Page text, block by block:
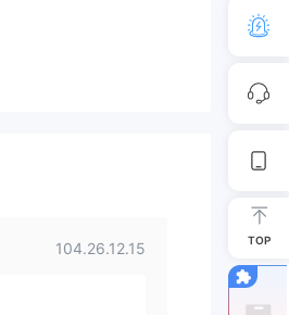
104.26.12.15 TOP